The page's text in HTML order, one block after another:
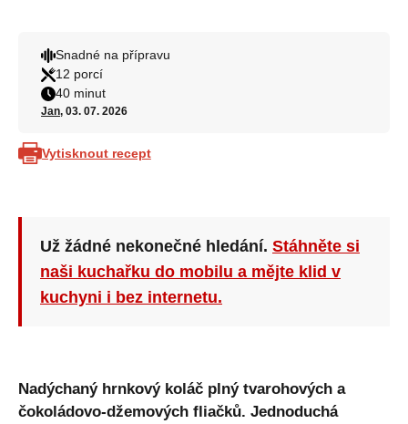
Snadné na přípravu
12 porcí
40 minut
Jan, 03. 07. 2026
Vytisknout recept
Už žádné nekonečné hledání. Stáhněte si
naši kuchařku do mobilu a mějte klid v
kuchyni i bez internetu.
Nadýchaný hrnkový koláč plný tvarohových a
čokoládovo-džemových fliačků. Jednoduchá